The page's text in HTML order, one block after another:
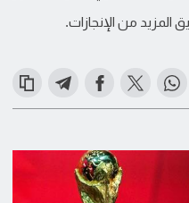
المزيد من الإنجازات.